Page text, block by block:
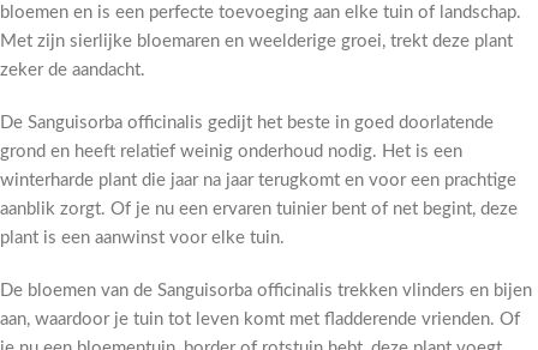
bloemen en is een perfecte toevoeging aan elke tuin of landschap.
Met zijn sierlijke bloemaren en weelderige groei, trekt deze plant
zeker de aandacht.
De Sanguisorba officinalis gedijt het beste in goed doorlatende
grond en heeft relatief weinig onderhoud nodig. Het is een
winterharde plant die jaar na jaar terugkomt en voor een prachtige
aanblik zorgt. Of je nu een ervaren tuinier bent of net begint, deze
plant is een aanwinst voor elke tuin.
De bloemen van de Sanguisorba officinalis trekken vlinders en bijen
aan, waardoor je tuin tot leven komt met fladderende vrienden. Of